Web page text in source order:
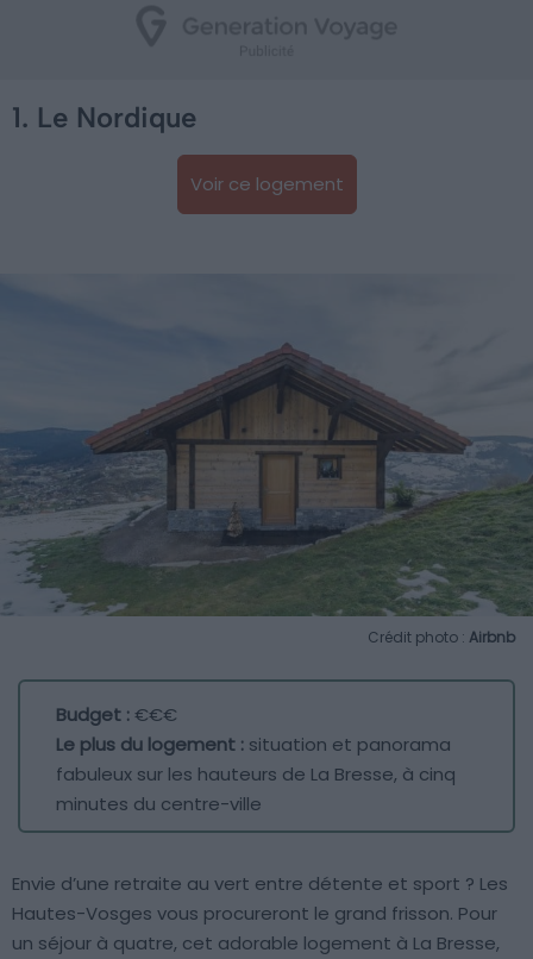
1. Le Nordique
Voir ce logement
Crédit photo : Airbnb
Budget :€€€
Le plus du logement : situation et panorama
fabuleux sur les hauteurs de La Bresse, à cinq
minutes du centre-ville
Envie d’une retraite au vert entre détente et sport ? Les
Hautes-Vosges vous procureront le grand frisson. Pour
un séjour à quatre, cet adorable logement à La Bresse,